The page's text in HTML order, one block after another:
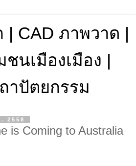
| CAD ภาพวาด |
นเมืองเมือง |
าปัตยกรรม
2558
is Coming to Australia